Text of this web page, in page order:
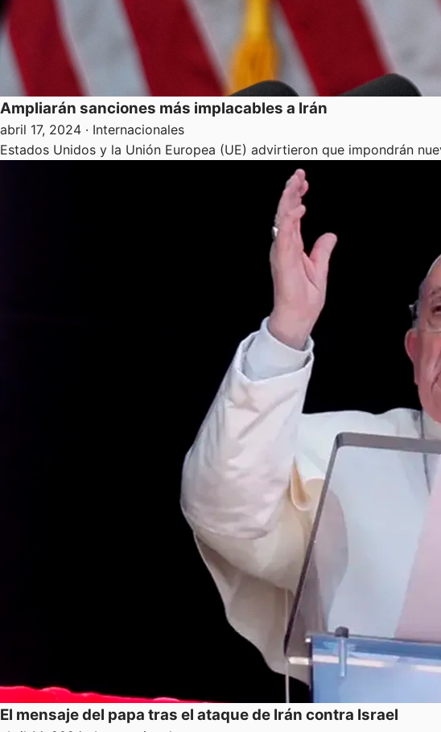
Ampliarán sanciones más implacables a Irán
abril 17, 2024 · Internacionales
Estados Unidos y la Unión Europea (UE) advirtieron que impondrán
El mensaje del papa tras el ataque de Irán contra Israel